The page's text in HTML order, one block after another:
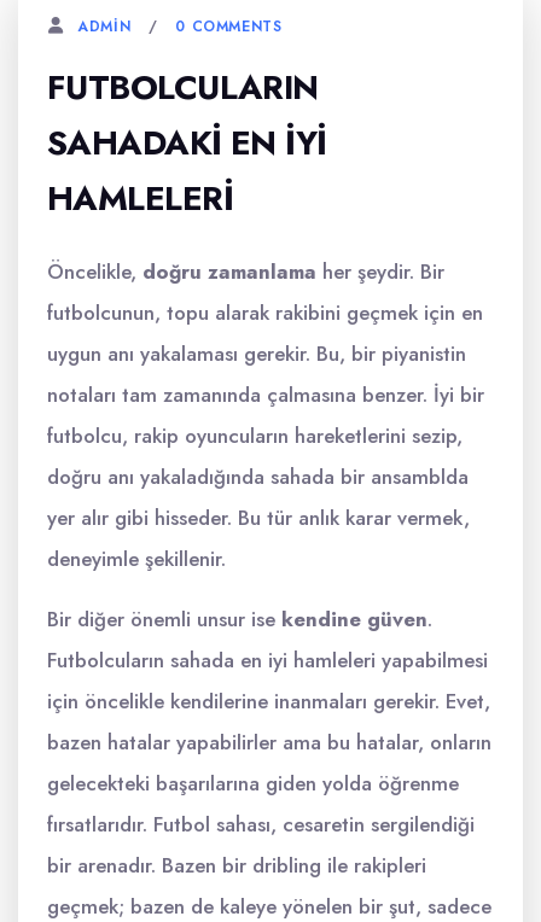
ADMIN 0 COMMENTS
FUTBOLCULARIN
SAHADAKI EN İYI
HAMLELERI
Öncelikle, doğru zamanlama her şeydir. Bir
futbolcunun, topu alarak rakibini geçmek için en
uygun anı yakalaması gerekir. Bu, bir piyanistin
notaları tam zamanında çalmasına benzer. İyi bir
futbolcu, rakip oyuncuların hareketlerini sezip,
doğru anı yakaladığında sahada bir ansamblda
yer alır gibi hisseder. Bu tür anlık karar vermek,
deneyimle şekillenir.
Bir diğer önemli unsur ise kendine güven.
Futbolcuların sahada en iyi hamleleri yapabilmesi
için öncelikle kendilerine inanmaları gerekir. Evet,
bazen hatalar yapabilirler ama bu hatalar, onların
gelecekteki başarılarına giden yolda öğrenme
fırsatlarıdır. Futbol sahası, cesaretin sergilendiği
bir arenadır. Bazen bir dribling ile rakipleri
geçmek; bazen de kaleye yönelen bir şut, sadece